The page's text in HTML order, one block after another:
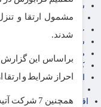
شهر و مسکن و عمران
گسترش ساختمان
حمل و نقل
شهرک های صنعتی
صنایع غذایی
کشاورزی و دامداری
اخبار استان ها
اقتصاد بین الملل
مشمول ارتقا و
شدند.
براساس این گزارش
احراز شرایط و ارتقا
همچنین 7